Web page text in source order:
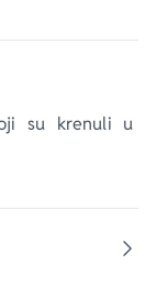
su krenuli u